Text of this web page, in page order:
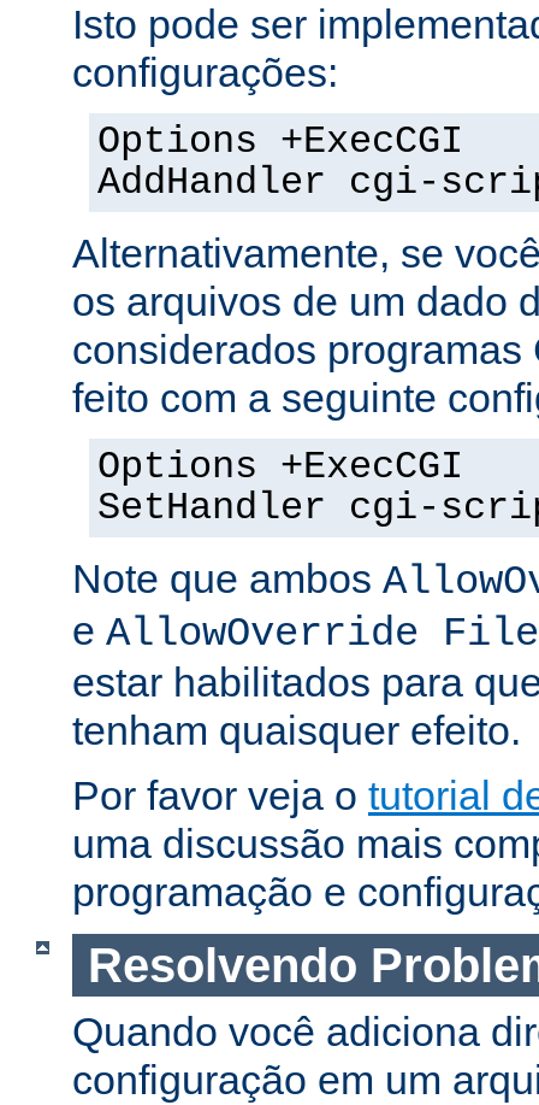
Isto pode ser
configurações:
Options +ExecCGI
AddHandler cgi-
Alternativamente, se
os arquivos de um dado
considerados programas
feito com a seguinte
Options +ExecCGI
SetHandler cgi-
Note que ambos
e AllowOverride
estar habilitados para
tenham quaisquer efeito.
Por favor veja o tutorial
uma discussão mais
programação e
Resolvendo
Quando você adiciona
configuração em um